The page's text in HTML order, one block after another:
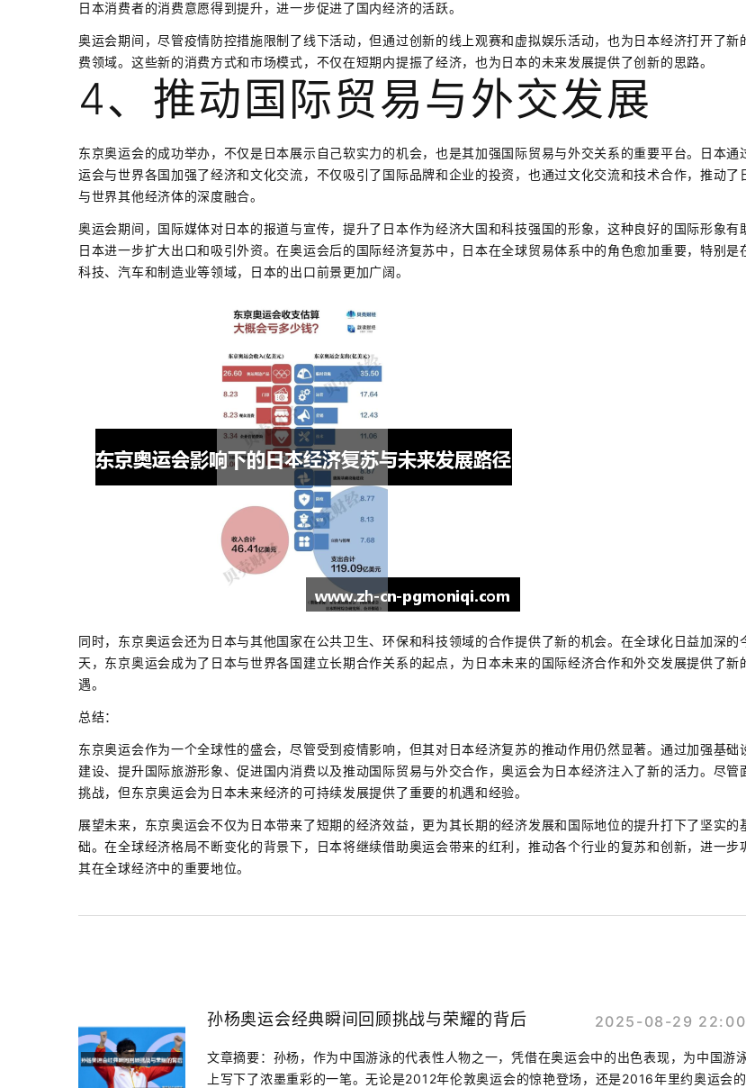
日本消费者的消费意愿得到提升，进一步促进了国内经济的活跃。
奥运会期间，尽管疫情防控措施限制了线下活动，但通过创新的线上观赛和虚拟娱乐活动，也为日本经济打开了新
费领域。这些新的消费方式和市场模式，不仅在短期内提振了经济，也为日本的未来发展提供了创新的思路。
4、推动国际贸易与外交发展
东京奥运会的成功举办，不仅是日本展示自己软实力的机会，也是其加强国际贸易与外交关系的重要平台。日本通
运会与世界各国加强了经济和文化交流，不仅吸引了国际品牌和企业的投资，也通过文化交流和技术合作，推动了
与世界其他经济体的深度融合。
奥运会期间，国际媒体对日本的报道与宣传，提升了日本作为经济大国和科技强国的形象，这种良好的国际形象有
日本进一步扩大出口和吸引外资。在奥运会后的国际经济复苏中，日本在全球贸易体系中的角色愈加重要，特别是
科技、汽车和制造业等领域，日本的出口前景更加广阔。
同时，东京奥运会还为日本与其他国家在公共卫生、环保和科技领域的合作提供了新的机会。在全球化日益加深的
天，东京奥运会成为了日本与世界各国建立长期合作关系的起点，为日本未来的国际经济合作和外交发展提供了新
遇。
总结：
东京奥运会作为一个全球性的盛会，尽管受到疫情影响，但其对日本经济复苏的推动作用仍然显著。通过加强基础
建设、提升国际旅游形象、促进国内消费以及推动国际贸易与外交合作，奥运会为日本经济注入了新的活力。尽管
挑战，但东京奥运会为日本未来经济的可持续发展提供了重要的机遇和经验。
展望未来，东京奥运会不仅为日本带来了短期的经济效益，更为其长期的经济发展和国际地位的提升打下了坚实的
础。在全球经济格局不断变化的背景下，日本将继续借助奥运会带来的红利，推动各个行业的复苏和创新，进一步
其在全球经济中的重要地位。
孙杨奥运会经典瞬间回顾挑战与荣耀的背后 2025-08-29
文章摘要：孙杨，作为中国游泳的代表性人物之一，凭借在奥运会中的出色表现，为中国游
上写下了浓墨重彩的一笔。无论是2012年伦敦奥运会的惊艳登场，还是2016年里约奥运会